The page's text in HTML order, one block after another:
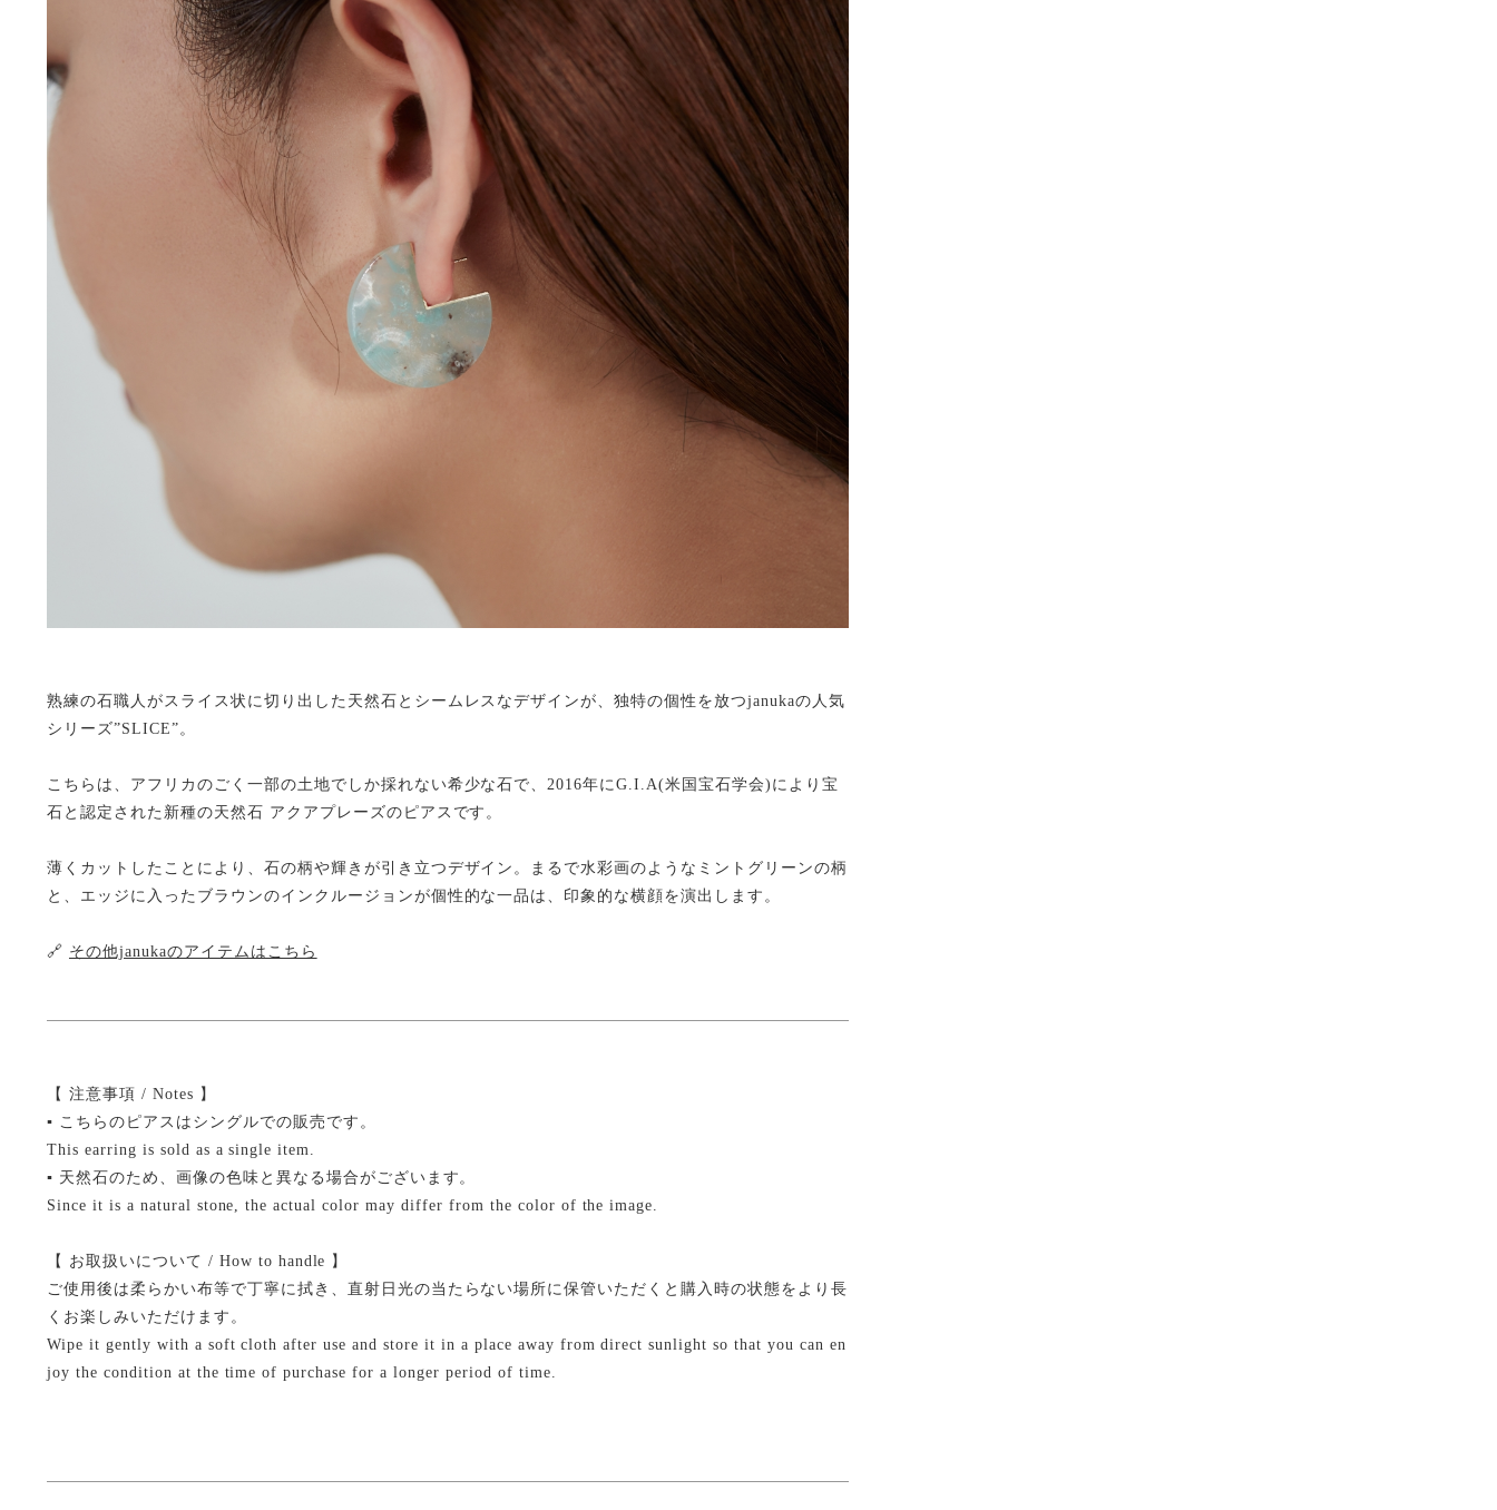
熟練の石職人がスライス状に切り出した天然石とシームレスなデザインが、独特の個性を放つjanukaの人気
シリーズ”SLICE”。
こちらは、アフリカのごく一部の土地でしか採れない希少な石で、2016年にG.I.A(米国宝石学会)により宝
石と認定された新種の天然石 アクアプレーズのピアスです。
薄くカットしたことにより、石の柄や輝きが引き立つデザイン。まるで水彩画のようなミントグリーンの柄
と、エッジに入ったブラウンのインクルージョンが個性的な一品は、印象的な横顔を演出します。
🔗 その他janukaのアイテムはこちら
【 注意事項 / Notes 】
▪ こちらのピアスはシングルでの販売です。
This earring is sold as a single item.
▪ 天然石のため、画像の色味と異なる場合がございます。
Since it is a natural stone, the actual color may differ from the color of the image.
【 お取扱いについて / How to handle 】
ご使用後は柔らかい布等で丁寧に拭き、直射日光の当たらない場所に保管いただくと購入時の状態をより長
くお楽しみいただけます。
Wipe it gently with a soft cloth after use and store it in a place away from direct sunlight so that you can en
joy the condition at the time of purchase for a longer period of time.